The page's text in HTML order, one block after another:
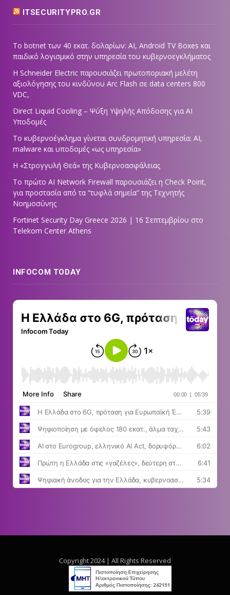
ITSECURITYPRO.GR
Το botnet των 40 εκατ. δολαρίων: AI, Android TV Boxes και
παιδικό λογισμικό στην υπηρεσία του κυβερνοεγκλήματος
Η Schneider Electric παρουσιάζει πρωτοποριακή μελέτη
αξιολόγησης του κινδύνου Arc Flash σε data centers 800
VDC,
Direct Liquid Cooling – Ψύξη Υψηλής Απόδοσης για AI
Υποδομές
Το κυβερνοέγκλημα γίνεται συνδρομητική υπηρεσία: AI,
malware και υποδομές «ως υπηρεσία»
Η «Στρογγυλή Θεά» της Κυβερνοασφάλειας
Tο πρώτο AI Network Firewall παρουσιάζει η Check Point,
για προστασία από τα “τυφλά σημεία” της Τεχνητής
Νοημοσύνης
Fortinet Security Day Greece 2026 | 16 Σεπτεμβρίου στο
Telekom Center Athens
INFOCOM TODAY
Copyright 2024 | All Rights Reserved